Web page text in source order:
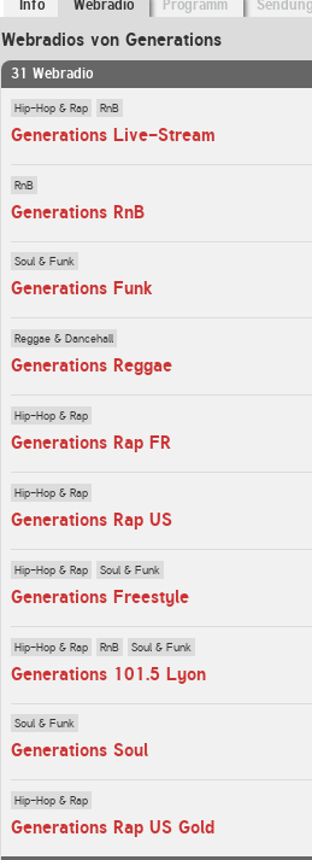
Info Webradio Programm
Webradios von Generations
31 Webradio
Hip-Hop & Rap RnB
Generations Live-Stream
RnB
Generations RnB
Soul & Funk
Generations Funk
Reggae & Dancehall
Generations Reggae
Hip-Hop & Rap
Generations Rap FR
Hip-Hop & Rap
Generations Rap US
Hip-Hop & Rap Soul & Funk
Generations Freestyle
Hip-Hop & Rap RnB Soul & Funk
Generations 101.5 Lyon
Soul & Funk
Generations Soul
Hip-Hop & Rap
Generations Rap US Gold